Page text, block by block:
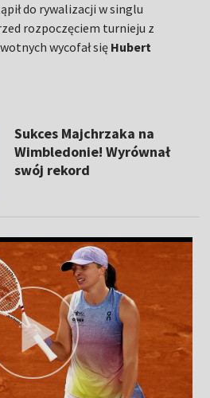
do rywalizacji w singlu
rozpoczęciem turnieju z
wycofał się Hubert
Sukces Majchrzaka na
Wimbledonie! Wyrównał
swój rekord